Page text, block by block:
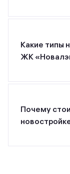
по
Какие типы
ЖК
Почему